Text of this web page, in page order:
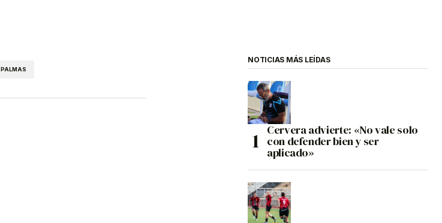
NOTICIAS MÁS LEÍDAS
Cervera advierte: «No vale solo
con defender bien y ser
aplicado»